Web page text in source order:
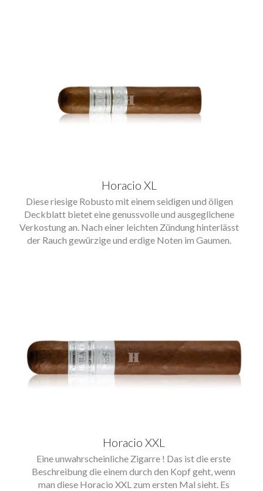
Horacio XL
Diese riesige Robusto mit einem seidigen und öligen
Deckblatt bietet eine genussvolle und ausgeglichene
Verkostung an. Nach einer leichten Zündung hinterlässt
der Rauch gewürzige und erdige Noten im Gaumen.
Horacio XXL
Eine unwahrscheinliche Zigarre ! Das ist die erste
Beschreibung die einem durch den Kopf geht, wenn
man diese Horacio XXL zum ersten Mal sieht. Es